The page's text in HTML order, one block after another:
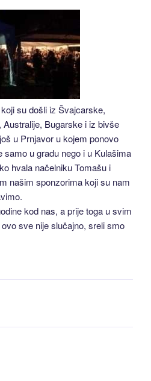
su došli iz Švajcarske,
Bugarske i iz bivše
u Prnjavor u kojem ponovo
samo u gradu nego i u Kulašima
hvala načelniku Tomašu i
našim sponzorima koji su nam
kod nas, a prije toga u svim
sve nije slučajno, sreli smo